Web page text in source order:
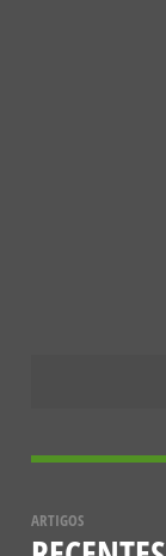
ARTIGOS